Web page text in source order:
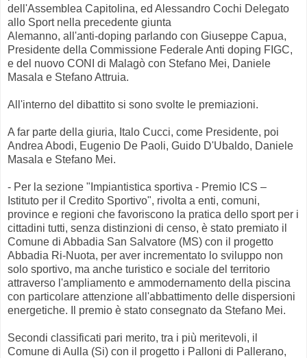
dell'Assemblea Capitolina, ed Alessandro Cochi Delegato
allo Sport nella precedente giunta
Alemanno, all'anti-doping parlando con Giuseppe Capua,
Presidente della Commissione Federale Anti doping FIGC,
e del nuovo CONI di Malagò con Stefano Mei, Daniele
Masala e Stefano Attruia.
All'interno del dibattito si sono svolte le premiazioni.
A far parte della giuria, Italo Cucci, come Presidente, poi
Andrea Abodi, Eugenio De Paoli, Guido D'Ubaldo, Daniele
Masala e Stefano Mei.
- Per la sezione "Impiantistica sportiva - Premio ICS –
Istituto per il Credito Sportivo", rivolta a enti, comuni,
province e regioni che favoriscono la pratica dello sport per i
cittadini tutti, senza distinzioni di censo, è stato premiato il
Comune di Abbadia San Salvatore (MS) con il progetto
Abbadia Ri-Nuota, per aver incrementato lo sviluppo non
solo sportivo, ma anche turistico e sociale del territorio
attraverso l'ampliamento e ammodernamento della piscina
con particolare attenzione all'abbattimento delle dispersioni
energetiche. Il premio è stato consegnato da Stefano Mei.
Secondi classificati pari merito, tra i più meritevoli, il
Comune di Aulla (Si) con il progetto i Palloni di Pallerano,